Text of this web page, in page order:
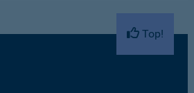
Top!